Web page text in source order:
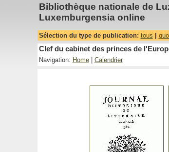
Bibliothèque nationale de
Luxemburgensia online
Sélection du type de publication: tous
Clef du cabinet des princes de
Navigation: Home| Calendrier